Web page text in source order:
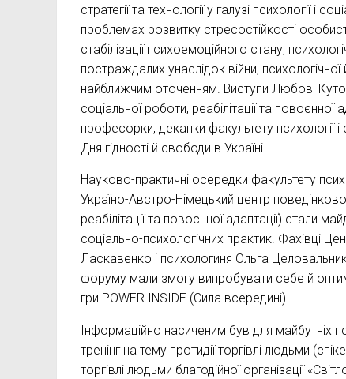
стратегії та технології у галузі психології
проблемах розвитку стресостійкості
стабілізації психоемоційного стану,
постраждалих унаслідок війни,
найближчим оточенням. Виступи Любові
соціальної роботи, реабілітації та повоєнної
професорки, деканки факультету психології
Дня гідності й свободи в Україні.
Науково-практичні осередки факультету
Україно-Австро-Німецький центр
реабілітації та повоєнної адаптації) стали
соціально-психологічних практик. Фахівці
Ласкавенко і психологиня Ольга
форуму мали змогу випробувати себе й
гри POWER INSIDE (Сила всередині).
Інформаційно насиченим був для майбутніх
тренінг на тему протидії торгівлі людьми
торгівлі людьми благодійної організації